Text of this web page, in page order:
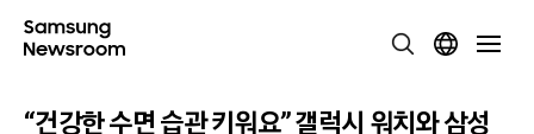
“건강한 수면 습관 키워요” 갤럭시 워치와 삼성